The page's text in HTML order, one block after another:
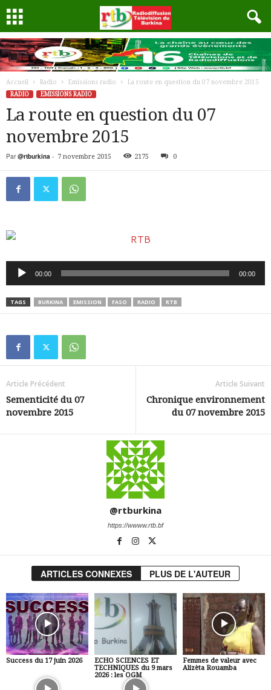
Accueil Radio Emissions radio
La route en question du 07 novembre 2015
RADIO
EMISSIONS RADIO
La route en question du 07
novembre 2015
Par @rtburkina - 7 novembre 2015 2175 0
Lecteur
audio
00:00 00:00
TAGS BURKINA EMISSION FASO RADIO RTB
Article Précédent
Sementicité du 07
novembre 2015
Article Suivant
Chronique environnement
du 07 novembre 2015
@rtburkina
https://wwww.rtb.bf
ARTICLES CONNEXES PLUS DE L'AUTEUR
Success du 17 juin 2026
ECHO SCIENCES ET
TECHNIQUES du 9 mars
2026 : les OGM
Femmes de valeur avec
Alizèta Rouamba